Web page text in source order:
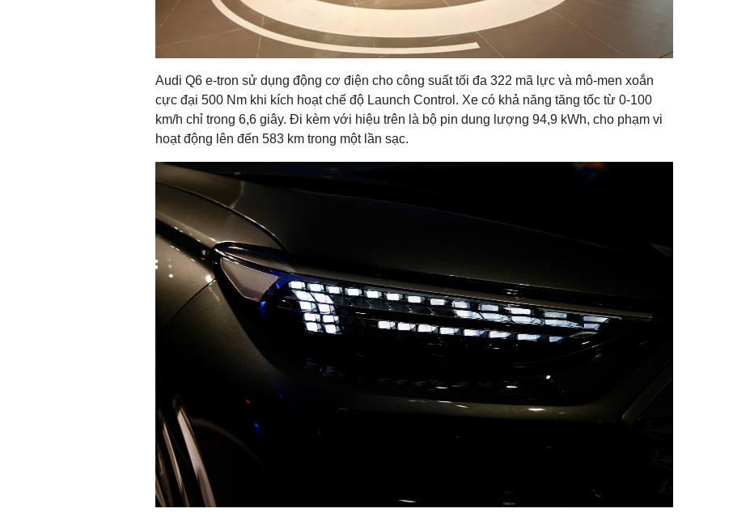
Audi Q6 e-tron sử dụng động cơ điện cho công suất tối đa 322 mã lực và mô-men xoắn
cực đại 500 Nm khi kích hoạt chế độ Launch Control. Xe có khả năng tăng tốc từ 0-100
km/h chỉ trong 6,6 giây. Đi kèm với hiệu trên là bộ pin dung lượng 94,9 kWh, cho phạm vi
hoạt động lên đến 583 km trong một lần sạc.